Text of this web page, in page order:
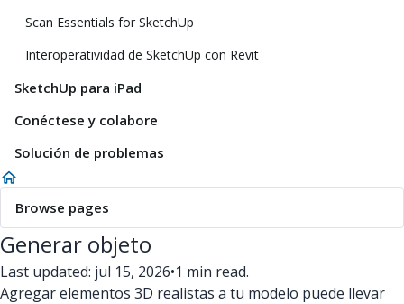
Scan Essentials for SketchUp
Interoperatividad de SketchUp con Revit
SketchUp para iPad
Conéctese y colabore
Solución de problemas
Browse pages
Generar objeto
Last updated: jul 15, 2026•1 min read.
Agregar elementos 3D realistas a tu modelo puede llevar